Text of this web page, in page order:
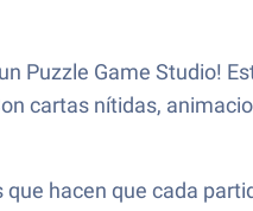
Puzzle Game
cartas nítidas,
hacen que cada